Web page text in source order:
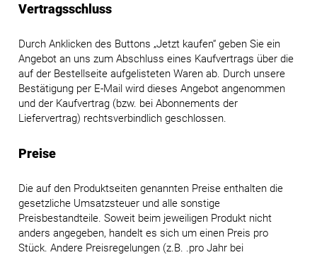
Vertragsschluss
Durch Anklicken des Buttons „Jetzt kaufen“ geben Sie ein
Angebot an uns zum Abschluss eines Kaufvertrags über die
auf der Bestellseite aufgelisteten Waren ab. Durch unsere
Bestätigung per E-Mail wird dieses Angebot angenommen
und der Kaufvertrag (bzw. bei Abonnements der
Liefervertrag) rechtsverbindlich geschlossen.
Preise
Die auf den Produktseiten genannten Preise enthalten die
gesetzliche Umsatzsteuer und alle sonstige
Preisbestandteile. Soweit beim jeweiligen Produkt nicht
anders angegeben, handelt es sich um einen Preis pro
Stück. Andere Preisregelungen (z.B. .pro Jahr bei